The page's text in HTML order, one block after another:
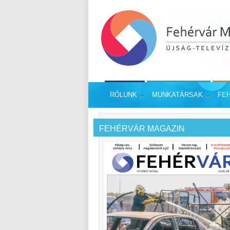
RÓLUNK MUNKATÁRSAK
FEHÉRVÁR MAGAZIN